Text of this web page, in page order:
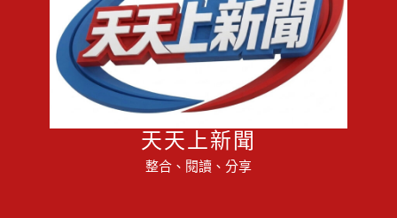
天天上新聞
整合、閱讀、分享